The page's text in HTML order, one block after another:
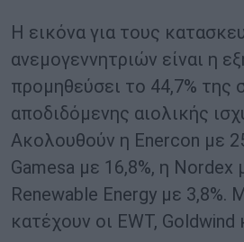
H εικόνα για τους
ανεμογεννητριών είναι η
προμηθεύσει το 44,7% της
αποδιδόμενης αιολικής
Ακολουθούν η Enercon με
Gamesa με 16,8%, η Nordex
Renewable Energy με 3,8%.
κατέχουν οι EWT, Goldwind